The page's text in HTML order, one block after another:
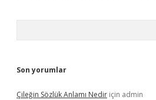
Son yorumlar
Çileğin Sözlük Anlamı Nedir için admin